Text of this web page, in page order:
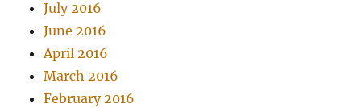
July 2016
June 2016
April 2016
March 2016
February 2016